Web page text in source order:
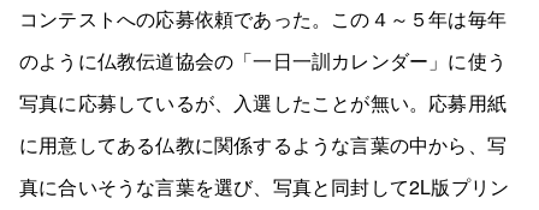
コンテストへの応募依頼であった。この４～５年は毎年
のように仏教伝道協会の「一日一訓カレンダー」に使う
写真に応募しているが、入選したことが無い。応募用紙
に用意してある仏教に関係するような言葉の中から、写
真に合いそうな言葉を選び、写真と同封して2L版プリン